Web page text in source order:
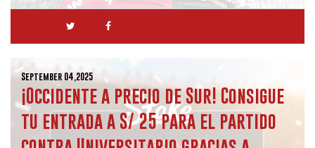
September 04,2025
¡Occidente a precio de Sur! Consigue
tu entrada a S/ 25 para el partido